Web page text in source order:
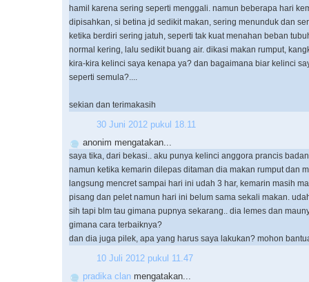
hamil karena sering seperti menggali. namun beberapa hari
dipisahkan, si betina jd sedikit makan, sering menunduk dan
ketika berdiri sering jatuh, seperti tak kuat menahan beban
normal kering, lalu sedikit buang air. dikasi makan rumput,
kira-kira kelinci saya kenapa ya? dan bagaimana biar kelinci
seperti semula?....
sekian dan terimakasih
30 Juni 2012 pukul 18.11
anonim mengatakan...
saya tika, dari bekasi.. aku punya kelinci anggora prancis
namun ketika kemarin dilepas ditaman dia makan rumput dan
langsung mencret sampai hari ini udah 3 har, kemarin masih
pisang dan pelet namun hari ini belum sama sekali makan.
sih tapi blm tau gimana pupnya sekarang.. dia lemes dan
gimana cara terbaiknya?
dan dia juga pilek, apa yang harus saya lakukan? mohon
10 Juli 2012 pukul 11.47
pradika clan mengatakan...